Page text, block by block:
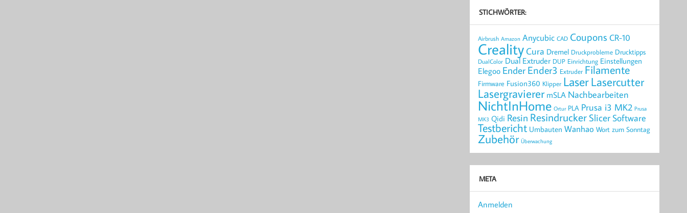
STICHWÖRTER:
Airbrush Amazon Anycubic CAD Coupons CR-10
Creality Cura Dremel Druckprobleme Drucktipps
DualColor Dual Extruder DUP Einrichtung Einstellungen
Elegoo Ender Ender3 Extruder Filamente
Firmware Fusion360 Klipper LaserLasercutter
Lasergravierer mSLA Nachbearbeiten
NichtInHome Ortur PLA Prusa i3 MK2 Prusa
MK3 Qidi Resin Resindrucker SlicerSoftware
Testbericht Umbauten Wanhao Wort zum Sonntag
Zubehör Überwachung
META
Anmelden